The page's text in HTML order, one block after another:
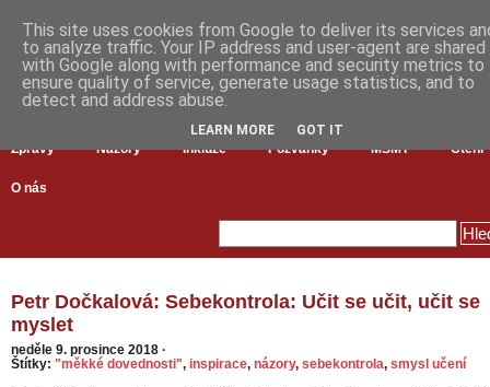
Zprávy Názory Inkluze Pozvánky MŠMT Čtení
O nás
Petr Dočkalová: Sebekontrola: Učit se učit, učit se
myslet
neděle 9. prosince 2018 ·
Štítky: "měkké dovednosti", inspirace, názory, sebekontrola, smysl učení
This site uses cookies from Google to deliver its services
to analyze traffic. Your IP address and user-agent are shared
with Google along with performance and security metrics to
ensure quality of service, generate usage statistics, and to
detect and address abuse.
LEARN MORE GOT IT